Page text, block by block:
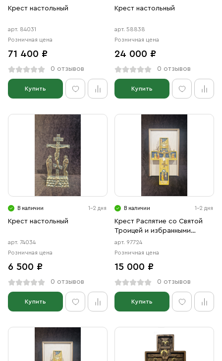
Крест настольный
арт. 84031
Розничная цена
71 400 ₽
0 отзывов
Купить
Крест настольный
арт. 58838
Розничная цена
24 000 ₽
0 отзывов
Купить
В наличии 1-2 дня
Крест настольный
арт. 74034
Розничная цена
6 500 ₽
0 отзывов
Купить
В наличии 1-2 дня
Крест Распятие со Святой
Троицей и избранными
святыми блг. князьями
Даниилом Московским и
арт. 97724
Розничная цена
15 000 ₽
0 отзывов
Купить